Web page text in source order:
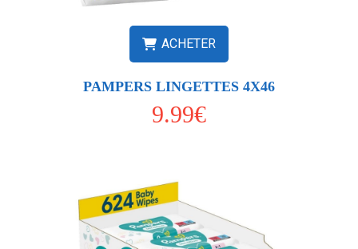
ACHETER
PAMPERS LINGETTES 4X46
9.99€